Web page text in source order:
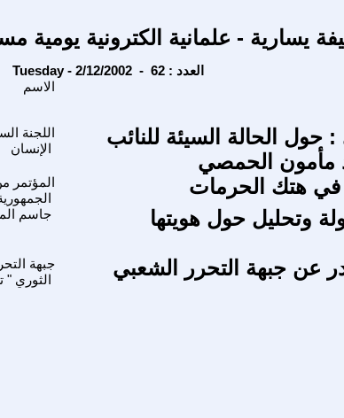
يسارية - علمانية الكترونية يومية
Tuesday - 2/12/2002 - العدد : 62
الاسم
اللجنة
الإنسان
الحالة السيئة للنائب
مأمون الحمصي
المؤتمر
في هتك الحرمات
جاسم
وتحليل حول هويتها
جبهة
الثوري "
عن جبهة التحرر الشعبي